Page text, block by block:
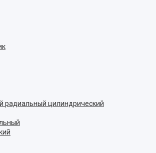
радиальный цилиндрический